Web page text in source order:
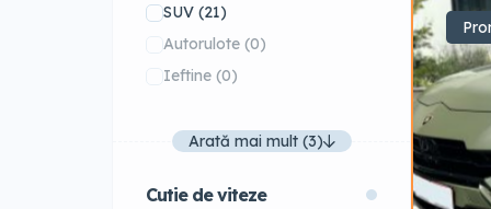
SUV (21)
Autorulote (0)
Ieftine (0)
Arată mai mult (3)
Cutie de viteze